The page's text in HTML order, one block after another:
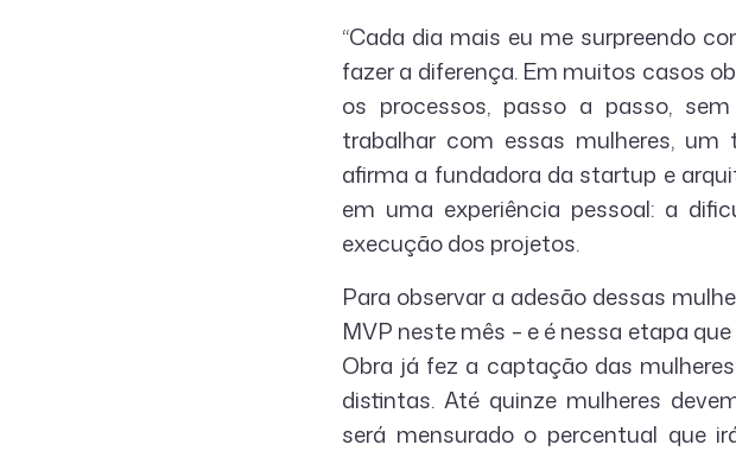
“Cada dia mais eu me surpreendo
fazer a diferença. Em muitos casos
os processos, passo a passo,
trabalhar com essas mulheres, um
afirma a fundadora da startup e
em uma experiência pessoal: a
execução dos projetos.
Para observar a adesão dessas
MVP neste mês – e é nessa etapa
Obra já fez a captação das
distintas. Até quinze mulheres
será mensurado o percentual que